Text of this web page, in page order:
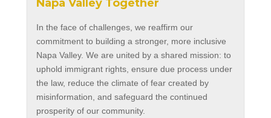
Napa Valley Together
In the face of challenges, we reaffirm our
commitment to building a stronger, more inclusive
Napa Valley. We are united by a shared mission: to
uphold immigrant rights, ensure due process under
the law, reduce the climate of fear created by
misinformation, and safeguard the continued
prosperity of our community.